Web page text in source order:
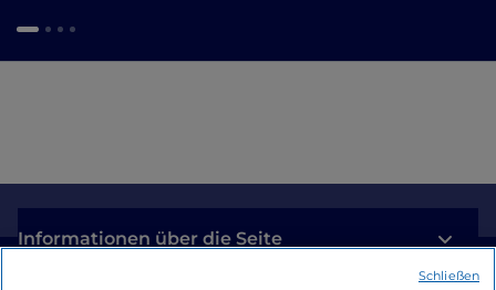
Informationen über die Seite
Schließen